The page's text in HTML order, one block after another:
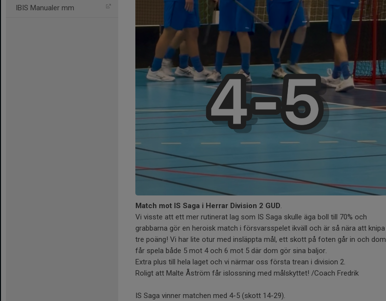
IBIS Manualer mm
Match mot IS Saga i Herrar Division 2 GUD.
Vi visste att ett mer rutinerat lag som IS Saga skulle äga boll till 70% och
grabbarna gör en heroisk match i försvarsspelet ikväll och är så nära att knipa
tre poäng! Vi har lite otur med insläppta mål, ett skott på foten går in och dom
får spela både 5 mot 4 och 6 mot 5 där dom gör sina baljor.
Extra plus till hela laget och vi närmar oss första trean i division 2.
Roligt att Malte Åström får islossning med målskyttet! /Coach Fredrik
IS Saga vinner matchen med 4-5 (skott 14-29).